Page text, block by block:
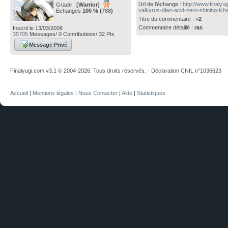
Grade : [Warrior]
Echanges 100 % (788)
Inscrit le 13/03/2008
35705 Messages/ 0 Contributions/ 32 Pts
Message Privé
Url de l'échange :http://
valkyrus-dian-acid-zero-shining-
Titre du commentaire :+2
Commentaire détaillé :ras
Finalyugi.com v3.1 © 2004-2026. Tous droits réservés. - Déclaration CNIL n°1036623
Accueil | Mentions légales | Nous Contacter | Aide | Statistiques